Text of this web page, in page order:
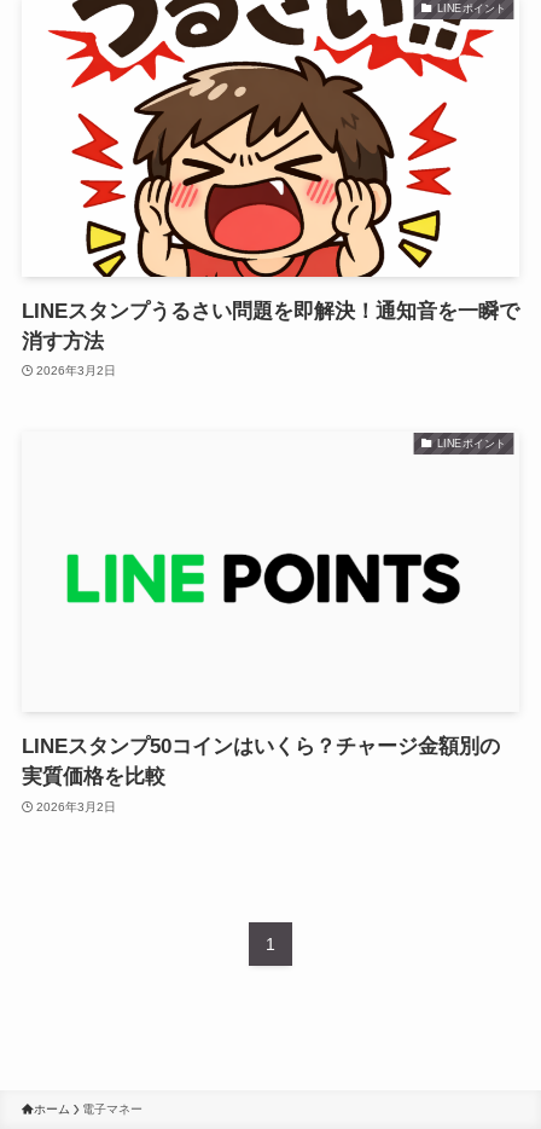
LINEポイント
LINEスタンプうるさい問題を即解決！通知音を一瞬で
消す方法
2026年3月2日
LINEポイント
LINEスタンプ50コインはいくら？チャージ金額別の
実質価格を比較
2026年3月2日
1
ホーム 電子マネー